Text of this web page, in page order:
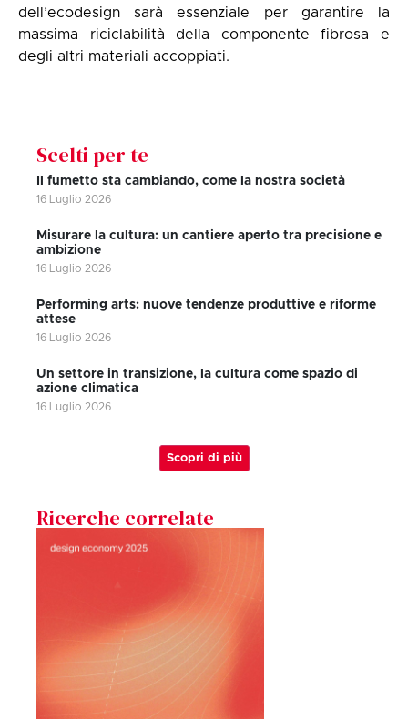
dell’ecodesign sarà essenziale per garantire la
massima riciclabilità della componente fibrosa e
degli altri materiali accoppiati.
Scelti per te
Il fumetto sta cambiando, come la nostra società
16 Luglio 2026
Misurare la cultura: un cantiere aperto tra precisione e
ambizione
16 Luglio 2026
Performing arts: nuove tendenze produttive e riforme
attese
16 Luglio 2026
Un settore in transizione, la cultura come spazio di
azione climatica
16 Luglio 2026
Scopri di più
Ricerche correlate